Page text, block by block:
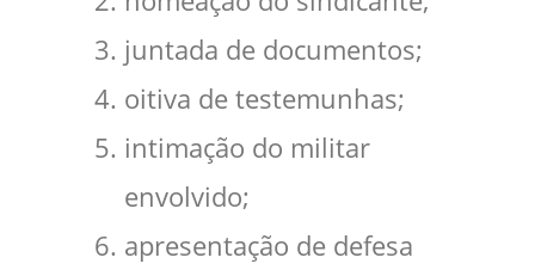
juntada de documentos;
oitiva de testemunhas;
intimação do militar
envolvido;
apresentação de defesa